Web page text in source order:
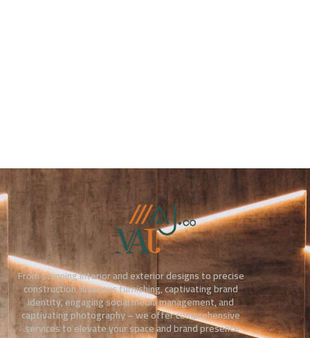
From stunning interior and exterior designs to precise
construction, luxurious furnishing, captivating brand
identity, engaging social media management, and
captivating photography – we offer comprehensive
services to elevate your space and brand presence.